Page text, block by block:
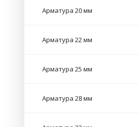
Арматура 20 мм
Арматура 22 мм
Арматура 25 мм
Арматура 28 мм